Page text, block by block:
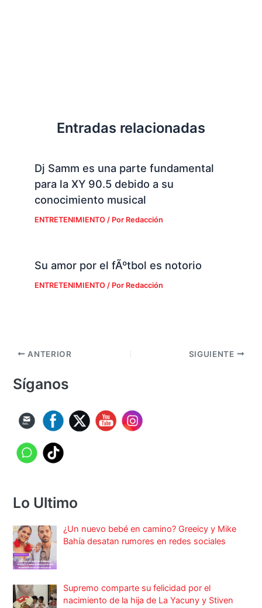
Entradas relacionadas
Dj Samm es una parte fundamental
para la XY 90.5 debido a su
conocimiento musical
ENTRETENIMIENTO/ Por Redacción
Su amor por el fÃºtbol es notorio
ENTRETENIMIENTO/ Por Redacción
ANTERIOR SIGUIENTE
Síganos
Lo Ultimo
¿Un nuevo bebé en camino? Greeicy y Mike
Bahía desatan rumores en redes sociales
Supremo comparte su felicidad por el
nacimiento de la hija de La Yacuny y Stiven